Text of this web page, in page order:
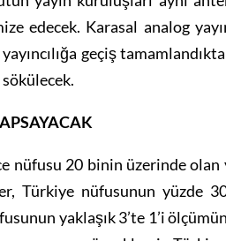
edecek. Karasal analog
geçiş
nüfusu 20 binin üzerinde olan
Türkiye nüfusunun yüzde
yaklaşık 3’te 1’i